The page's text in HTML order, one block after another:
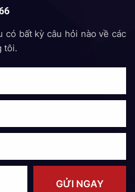
có bất kỳ câu hỏi nào về các
tôi.
GỬI NGAY